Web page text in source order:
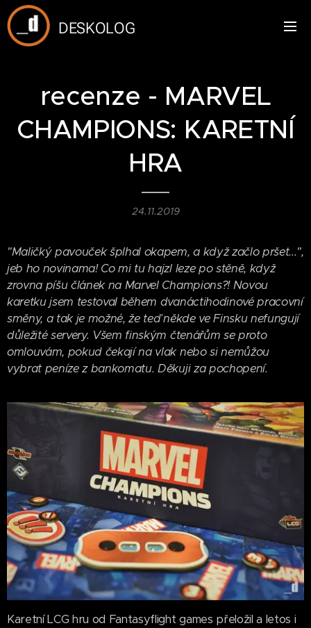
DESKOLOG
recenze - MARVEL
CHAMPIONS: KARETNÍ
HRA
24.11.2019
"Maličký pavouček šplhal okapem, a když začlo pršet...",
jeb ho novinama! Co mi tu hajzl leze po stěně, když
zrovna píšu článek na Marvel Champions?! Novou
karetku jsem testoval během dvanáctihodinové pracovní
směny, a tak je možné, že teď někde ve Finsku nefungují
důležité servery. Všem finským čtenářům se proto
omlouvám, pokud čekají na vlak nebo si nemůžou
vybrat peníze z bankomatu. Děkuji za pochopení.
Karetní LCG hru od Fantasyflight games přeložil a letos i